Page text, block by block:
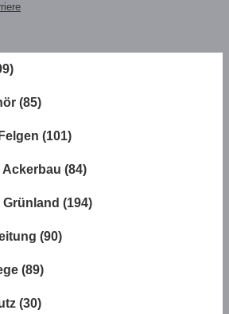
(85)
(101)
(84)
(194)
(90)
(89)
(30)